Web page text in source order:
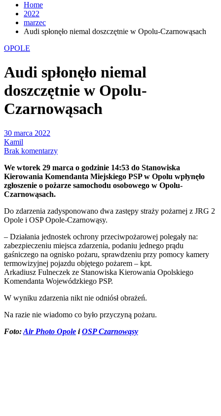
Home
2022
marzec
Audi spłonęło niemal doszczętnie w Opolu-Czarnowąsach
OPOLE
Audi spłonęło niemal
doszczętnie w Opolu-
Czarnowąsach
30 marca 2022
Kamil
Brak komentarzy
We wtorek 29 marca o godzinie 14:53 do Stanowiska
Kierowania Komendanta Miejskiego PSP w Opolu wpłynęło
zgłoszenie o pożarze samochodu osobowego w Opolu-
Czarnowąsach.
Do zdarzenia zadysponowano dwa zastępy straży pożarnej z JRG 2
Opole i OSP Opole-Czarnowąsy.
– Działania jednostek ochrony przeciwpożarowej polegały na:
zabezpieczeniu miejsca zdarzenia, podaniu jednego prądu
gaśniczego na ognisko pożaru, sprawdzeniu przy pomocy kamery
termowizyjnej pojazdu objętego pożarem – kpt.
Arkadiusz Fulneczek ze Stanowiska Kierowania Opolskiego
Komendanta Wojewódzkiego PSP.
W wyniku zdarzenia nikt nie odniósł obrażeń.
Na razie nie wiadomo co było przyczyną pożaru.
Foto:Air Photo Opole iOSP Czarnowąsy